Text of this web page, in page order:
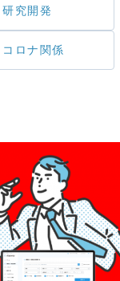
研究開発
コロナ関係